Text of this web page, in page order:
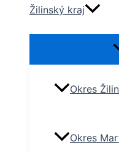
Žilinský kraj
Okres
Okres